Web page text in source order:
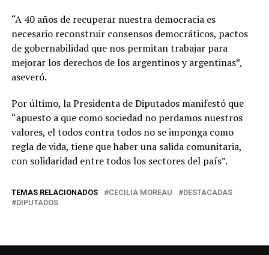
“A 40 años de recuperar nuestra democracia es
necesario reconstruir consensos democráticos, pactos
de gobernabilidad que nos permitan trabajar para
mejorar los derechos de los argentinos y argentinas”,
aseveró.
Por último, la Presidenta de Diputados manifestó que
“apuesto a que como sociedad no perdamos nuestros
valores, el todos contra todos no se imponga como
regla de vida, tiene que haber una salida comunitaria,
con solidaridad entre todos los sectores del país”.
TEMAS RELACIONADOS CECILIA MOREAU
DESTACADAS
DIPUTADOS